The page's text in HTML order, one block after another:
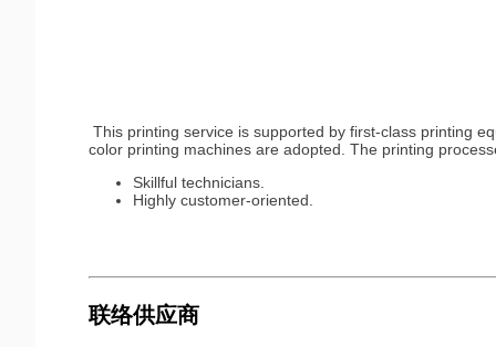
This printing service is supported by first-class printing
color printing machines are adopted. The printing
Skillful technicians.
Highly customer-oriented.
联络供应商